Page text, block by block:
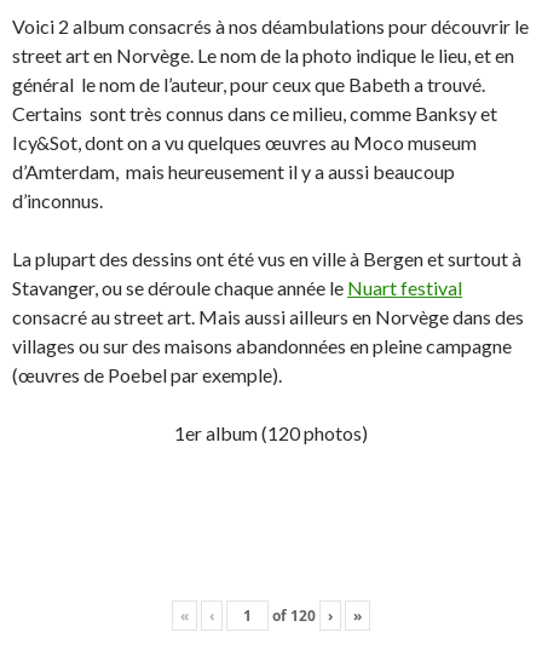
Voici 2 album consacrés à nos déambulations pour découvrir le
street art en Norvège. Le nom de la photo indique le lieu, et en
général le nom de l’auteur, pour ceux que Babeth a trouvé.
Certains sont très connus dans ce milieu, comme Banksy et
Icy&Sot, dont on a vu quelques œuvres au Moco museum
d’Amterdam, mais heureusement il y a aussi beaucoup
d’inconnus.
La plupart des dessins ont été vus en ville à Bergen et surtout à
Stavanger, ou se déroule chaque année le Nuart festival
consacré au street art. Mais aussi ailleurs en Norvège dans des
villages ou sur des maisons abandonnées en pleine campagne
(œuvres de Poebel par exemple).
1er album (120 photos)
« ‹ of 120 › »